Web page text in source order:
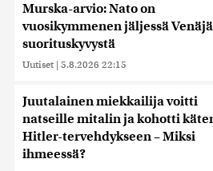
Murska-arvio: Nato on
vuosikymmenen jäljessä
suorituskyvystä
Uutiset | 5.8.2026 22:15
Juutalainen miekkailija voitti
natseille mitalin ja kohotti
Hitler-tervehdykseen – Miksi
ihmeessä?